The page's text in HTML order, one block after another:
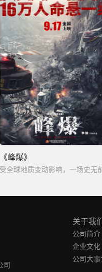
《峰爆》
司
关于我们
公司简介
企业文化
公司大事